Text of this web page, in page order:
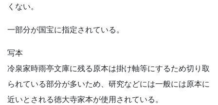
くない。
一部分が国宝に指定されている。
写本
冷泉家時雨亭文庫に残る原本は掛け軸等にするため切り取
られている部分が多いため、研究などには一般には原本に
近いとされる徳大寺家本が使用されている。